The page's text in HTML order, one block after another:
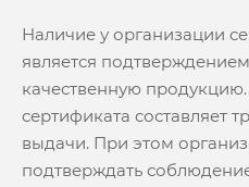
Наличие у организации
является
качественную
сертификата составляет
выдачи. При этом
подтверждать